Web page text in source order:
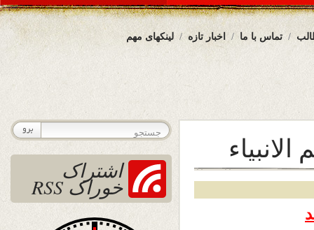
لینکهای مهم اخبار تازه تماس با ما
اشتراک
خوراک RSS